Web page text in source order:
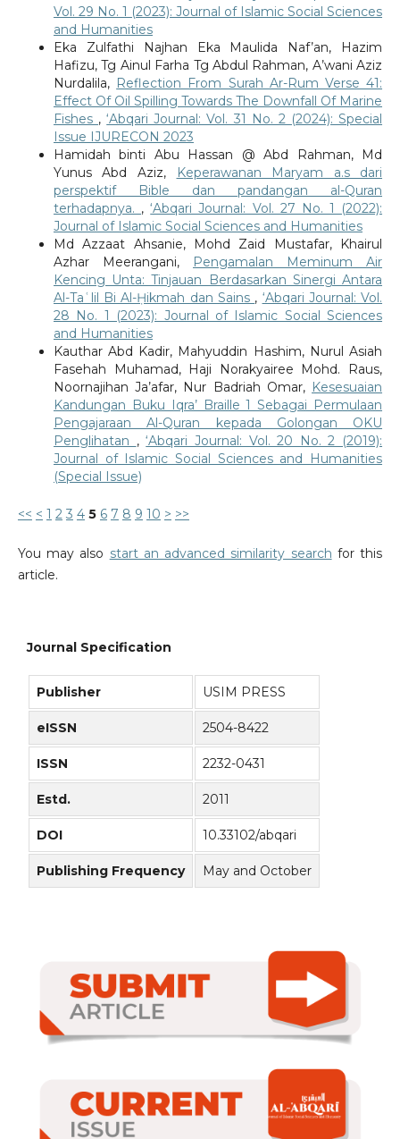
Vol. 29 No. 1 (2023): Journal of Islamic Social Sciences
and Humanities
Eka Zulfathi Najhan Eka Maulida Naf’an, Hazim
Hafizu, Tg Ainul Farha Tg Abdul Rahman, A’wani Aziz
Nurdalila, Reflection From Surah Ar-Rum Verse 41:
Effect Of Oil Spilling Towards The Downfall Of Marine
Fishes ,‘Abqari Journal: Vol. 31 No. 2 (2024): Special
Issue IJURECON 2023
Hamidah binti Abu Hassan @ Abd Rahman, Md
Yunus Abd Aziz,
Keperawanan Maryam a.s dari
perspektif Bible dan pandangan al-Quran
terhadapnya. ,‘Abqari Journal: Vol. 27 No. 1 (2022):
Journal of Islamic Social Sciences and Humanities
Md Azzaat Ahsanie, Mohd Zaid Mustafar, Khairul
Azhar Meerangani,
Pengamalan Meminum Air
Kencing Unta: Tinjauan Berdasarkan Sinergi Antara
Al-Taʿlil Bi Al-Ḥikmah dan Sains , ‘Abqari Journal: Vol.
28 No. 1 (2023): Journal of Islamic Social Sciences
and Humanities
Kauthar Abd Kadir, Mahyuddin Hashim, Nurul Asiah
Fasehah Muhamad, Haji Norakyairee Mohd. Raus,
Noornajihan Ja’afar, Nur Badriah Omar, Kesesuaian
Kandungan Buku Iqra’ Braille 1 Sebagai Permulaan
Pengajaraan Al-Quran kepada Golongan OKU
Penglihatan ,‘Abqari Journal: Vol. 20 No. 2 (2019):
Journal of Islamic Social Sciences and Humanities
(Special Issue)
<< < 1 2 3 4 5 6 7 8 9 10 > >>
You may also start an advanced similarity search for this
article.
Journal Specification
Publisher USIM PRESS
eISSN 2504-8422
ISSN 2232-0431
Estd. 2011
DOI 10.33102/abqari
Publishing Frequency May and October